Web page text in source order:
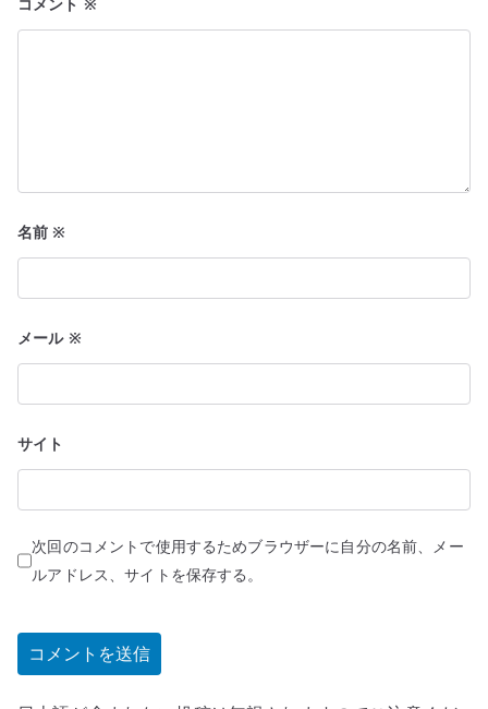
名前※
メール ※
サイト
次回のコメントで使用するためブラウザーに自分の名前、メー
ルアドレス、サイトを保存する。